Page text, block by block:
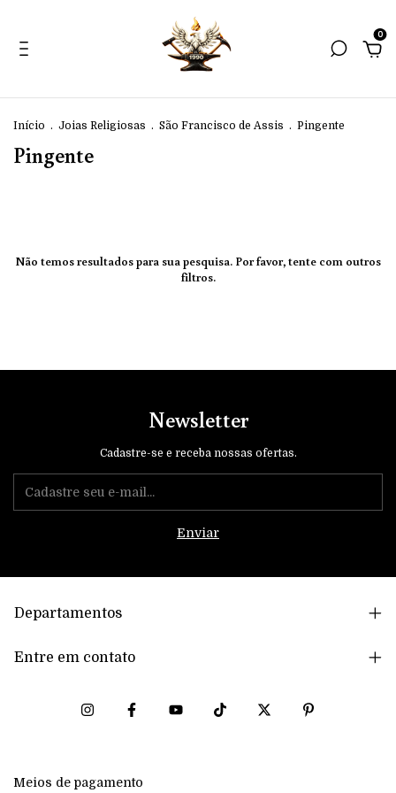
0
Início . Joias Religiosas . São Francisco de Assis . Pingente
Pingente
Não temos resultados para sua pesquisa. Por favor, tente com outros
filtros.
Newsletter
Cadastre-se e receba nossas ofertas.
Departamentos
Entre em contato
Meios de pagamento